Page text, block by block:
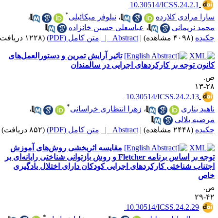
‎ 10.30514/ICSS.24.2.1
مرادی کلارده
،نیلوفر میکائیلی
،
نریمانی
،عباسعلی حسین خانزاده
(۴۰۹۸ مشاهده) |
Abstract | متن کامل (PDF) (۱۲۲۸ دریافت)
تاثیر آرایش تمرین و دستورالعمل‌های
توجه بر کارکردهای اجرایی در سالمندان
۱۳
‎ 10.30514/ICSS.24.2.13
بناری
،زهرا انتظاری خراسانی
،
بلالی
(۲۴۴۸ مشاهده) |
Abstract | متن کامل (PDF) (۸۵۲ دریافت)
مقایسه اثربخشی روش‌های آموزش
توجه بر اساس برنامه Fletcher و روش بازتوانی شناختی رایانه‌ای بر
شناختی کارکردهای اجرایی کودکان دارای اختلال یادگیری
۲۹
‎ 10.30514/ICSS.24.2.29